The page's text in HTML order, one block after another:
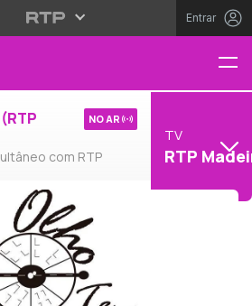
Entrar
com RTP
NO AR
TV
RTP